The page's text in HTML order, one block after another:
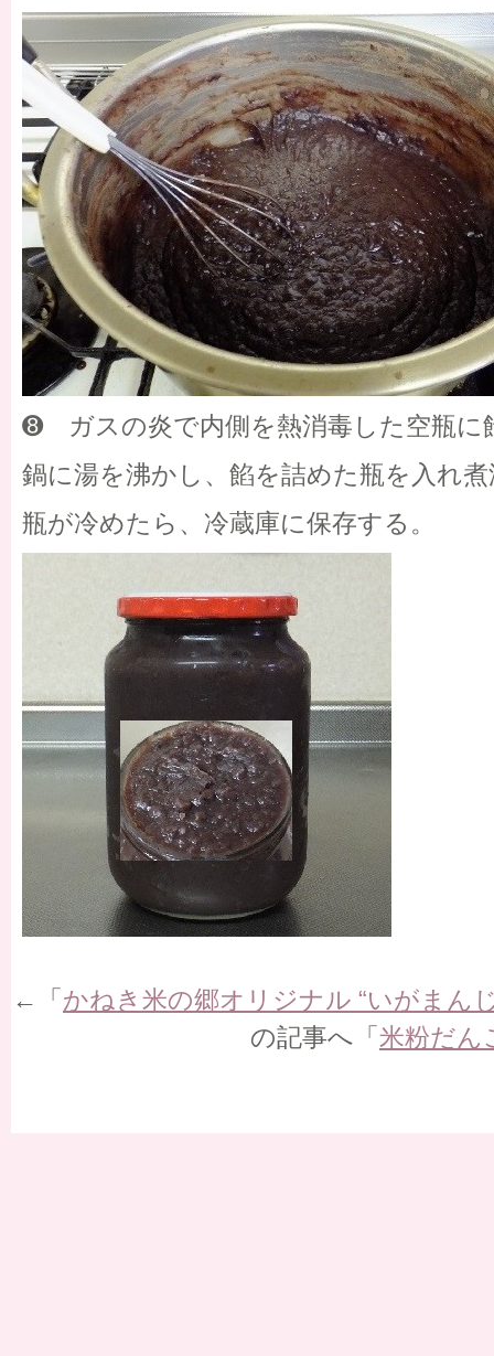
➑ ガスの炎で内側を熱消毒した空瓶に
鍋に湯を沸かし、餡を詰めた瓶を入れ
瓶が冷めたら、冷蔵庫に保存する。
←「 かねき米の郷オリジナル “いがまん
の記事へ「 米粉だん